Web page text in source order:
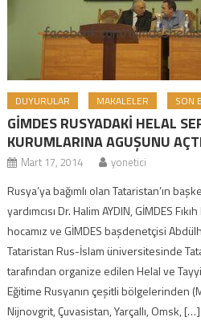
DUYURULAR MAKALELER SON
GİMDES RUSYADAKİ HELAL
KURUMLARINA AGUŞUNU
Mart 17, 2014 yonetici
Rusya’ya bağımlı olan Tataristan’ın
yardımcısı Dr. Halim AYDIN, GİMDES
hocamız ve GİMDES başdenetçisi
Tataristan Rus-İslam üniversitesinde
tarafından organize edilen Helal ve
Eğitime Rusyanın çeşitli bölgelerinden
Nijnovgrit, Çuvasistan, Yarçallı, Omsk, […]